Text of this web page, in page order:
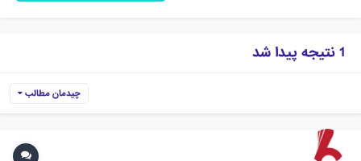
1 نتیجه پیدا شد
چیدمان مطالب